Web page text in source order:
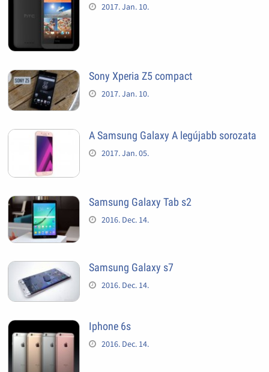
2017. Jan. 10.
Sony Xperia Z5 compact
2017. Jan. 10.
A Samsung Galaxy A legújabb sorozata
2017. Jan. 05.
Samsung Galaxy Tab s2
2016. Dec. 14.
Samsung Galaxy s7
2016. Dec. 14.
Iphone 6s
2016. Dec. 14.